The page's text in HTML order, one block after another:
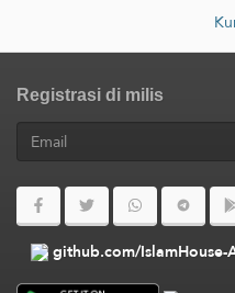
Registrasi di milis
github.com/IslamHouse-